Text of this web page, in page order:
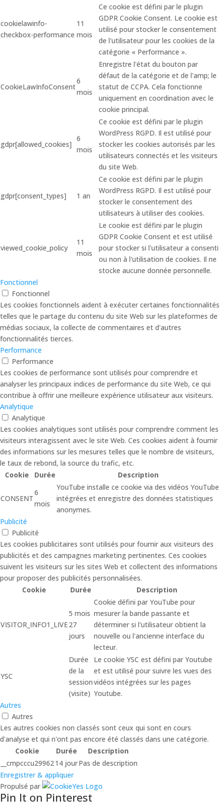
cookielawinfo-
checkbox-performance
11
mois
Ce cookie est défini par le plugin
GDPR Cookie Consent. Le cookie est
utilisé pour stocker le consentement
de l'utilisateur pour les cookies de la
catégorie « Performance ».
CookieLawInfoConsent
6
mois
Enregistre l'état du bouton par
défaut de la catégorie et de l'amp; le
statut de CCPA. Cela fonctionne
uniquement en coordination avec le
cookie principal.
gdpr[allowed_cookies]
6
mois
Ce cookie est défini par le plugin
WordPress RGPD. Il est utilisé pour
stocker les cookies autorisés par les
utilisateurs connectés et les visiteurs
du site Web.
gdpr[consent_types] 1 an
Ce cookie est défini par le plugin
WordPress RGPD. Il est utilisé pour
stocker le consentement des
utilisateurs à utiliser des cookies.
viewed_cookie_policy
11
mois
Le cookie est défini par le plugin
GDPR Cookie Consent et est utilisé
pour stocker si l'utilisateur a consenti
ou non à l'utilisation de cookies. Il ne
stocke aucune donnée personnelle.
Fonctionnel
Fonctionnel
Les cookies fonctionnels aident à exécuter certaines fonctionnalités
telles que le partage du contenu du site Web sur les plateformes de
médias sociaux, la collecte de commentaires et d'autres
fonctionnalités tierces.
Performance
Performance
Les cookies de performance sont utilisés pour comprendre et
analyser les principaux indices de performance du site Web, ce qui
contribue à offrir une meilleure expérience utilisateur aux visiteurs.
Analytique
Analytique
Les cookies analytiques sont utilisés pour comprendre comment les
visiteurs interagissent avec le site Web. Ces cookies aident à fournir
des informations sur les mesures telles que le nombre de visiteurs,
le taux de rebond, la source du trafic, etc.
Cookie
Durée Description
CONSENT
6
mois
YouTube installe ce cookie via des vidéos YouTube
intégrées et enregistre des données statistiques
anonymes.
Publicité
Publicité
Les cookies publicitaires sont utilisés pour fournir aux visiteurs des
publicités et des campagnes marketing pertinentes. Ces cookies
suivent les visiteurs sur les sites Web et collectent des informations
pour proposer des publicités personnalisées.
Cookie
Durée Description
VISITOR_INFO1_LIVE
5 mois
27
jours
Cookie défini par YouTube pour
mesurer la bande passante et
déterminer si l'utilisateur obtient la
nouvelle ou l'ancienne interface du
lecteur.
YSC
Durée
de la
session
(visite)
Le cookie YSC est défini par Youtube
et est utilisé pour suivre les vues des
vidéos intégrées sur les pages
Youtube.
Autres
Autres
Les autres cookies non classés sont ceux qui sont en cours
d'analyse et qui n'ont pas encore été classés dans une catégorie.
Cookie
Durée
Description
__cmpcccu2996214 jourPas de description
Enregistrer & appliquer
Propulsé par
Pin It on Pinterest